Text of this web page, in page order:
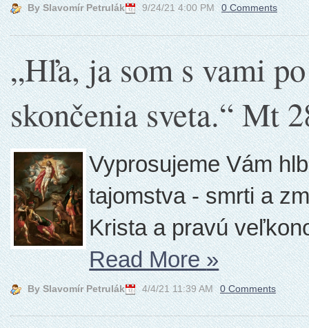
By Slavomír Petrulák 9/24/21 4:00 PM 0 Comments
„Hľa, ja som s vami
skončenia sveta.“ Mt
Vyprosujeme Vám
tajomstva - smrti a
Krista a pravú
Read More»
By Slavomír Petrulák 4/4/21 11:39 AM 0 Comments